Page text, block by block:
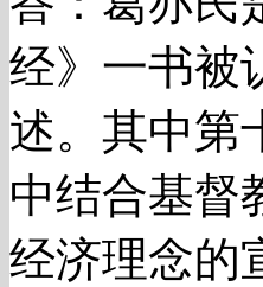
经》一书被
述。其中第
中结合基督
经济理念的